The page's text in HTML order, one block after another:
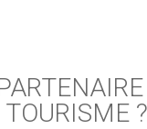
TOURISME ?